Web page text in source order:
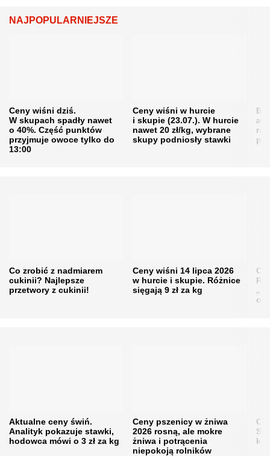
NAJPOPULARNIEJSZE
Ceny wiśni dziś.
W skupach spadły nawet
o 40%. Część punktów
przyjmuje owoce tylko do
13:00
Ceny wiśni w hurcie
i skupie (23.07.). W hurcie
nawet 20 zł/kg, wybrane
skupy podniosły stawki
Co zrobić z nadmiarem
cukinii? Najlepsze
przetwory z cukinii!
Ceny wiśni 14 lipca 2026
w hurcie i skupie. Różnice
sięgają 9 zł za kg
Aktualne ceny świń.
Analityk pokazuje stawki,
hodowca mówi o 3 zł za kg
Ceny pszenicy w żniwa
2026 rosną, ale mokre
żniwa i potrącenia
niepokoją rolników